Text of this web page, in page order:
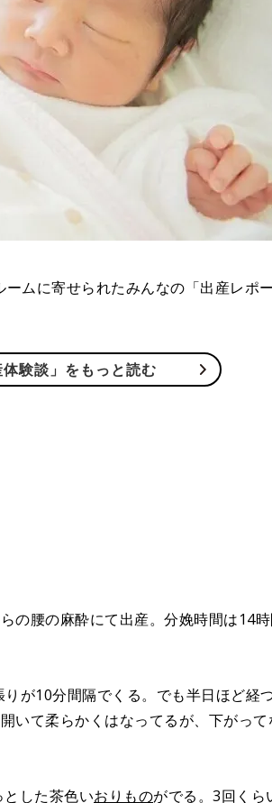
ムに寄せられたみんなの「出産レポ
験談」をもっと読む
の腰の麻酔にて出産。分娩時間は14時
が10分間隔でくる。でも半日ほど経つ
いて柔らかくはなってるが、下がって
した茶色いおりものがでる。3回くら